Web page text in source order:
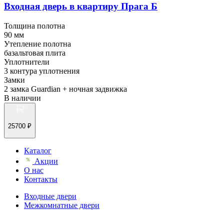
Входная дверь в квартиру Прага Б
Толщина полотна
90 мм
Утепление полотна
базальтовая плита
Уплотнители
3 контура уплотнения
Замки
2 замка Guardian + ночная задвижка
В наличии
25700 ₽
Каталог
Акции
О нас
Контакты
Входные двери
Межкомнатные двери